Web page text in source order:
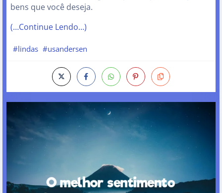
bens que você deseja.
(…Continue Lendo…)
#lindas #usandersen